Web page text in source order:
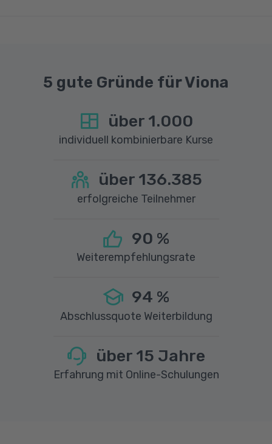
5 gute Gründe für Viona
über 1.000
individuell kombinierbare Kurse
über 136.385
erfolgreiche Teilnehmer
90 %
Weiterempfehlungsrate
94 %
Abschlussquote Weiterbildung
über 15 Jahre
Erfahrung mit Online-Schulungen